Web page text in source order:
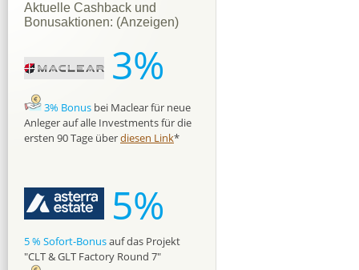
Aktuelle Cashback und
Bonusaktionen: (Anzeigen)
3%
3% Bonus bei Maclear für neue
Anleger auf alle Investments für die
ersten 90 Tage überdiesen Link*
5%
5 % Sofort-Bonusauf das Projekt
"CLT & GLT Factory Round 7"